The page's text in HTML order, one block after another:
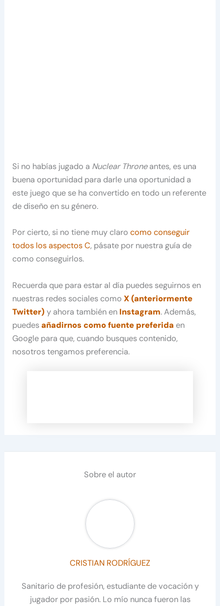
Si no habías jugado a Nuclear Throneantes, es una
buena oportunidad para darle una oportunidad a
este juego que se ha convertido en todo un referente
de diseño en su género.
Por cierto, si no tiene muy clarocomo conseguir
todos los aspectos C, pásate por nuestra guía de
como conseguirlos.
Recuerda que para estar al día puedes seguirnos en
nuestras redes sociales comoX (anteriormente
Twitter) y ahora también en Instagram. Además,
puedesañadirnos como fuente preferida en
Google para que, cuando busques contenido,
nosotros tengamos preferencia.
Sobre el autor
CRISTIAN RODRÍGUEZ
Sanitario de profesión, estudiante de vocación y
jugador por pasión. Lo mío nunca fueron las